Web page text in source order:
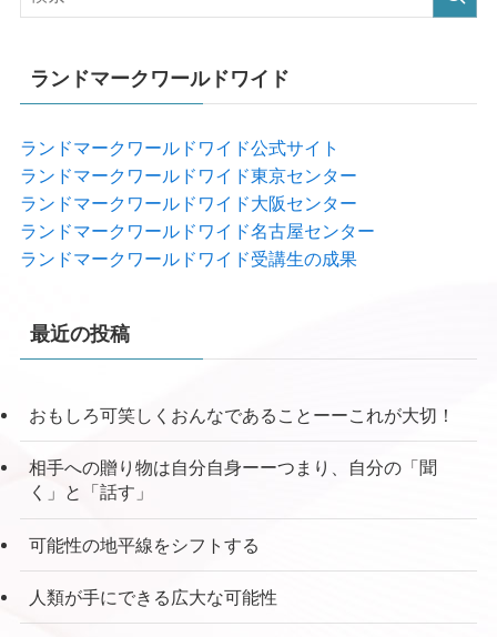
ランドマークワールドワイド
ランドマークワールドワイド公式サイト
ランドマークワールドワイド東京センター
ランドマークワールドワイド大阪センター
ランドマークワールドワイド名古屋センター
ランドマークワールドワイド受講生の成果
最近の投稿
おもしろ可笑しくおんなであることーーこれが大切！
相手への贈り物は自分自身ーーつまり、自分の「聞
く」と「話す」
可能性の地平線をシフトする
人類が手にできる広大な可能性